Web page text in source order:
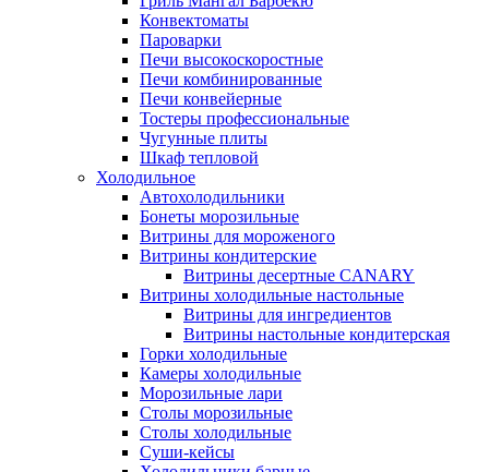
Конвектоматы
Пароварки
Печи высокоскоростные
Печи комбинированные
Печи конвейерные
Тостеры профессиональные
Чугунные плиты
Шкаф тепловой
Холодильное
Автохолодильники
Бонеты морозильные
Витрины для мороженого
Витрины кондитерские
Витрины десертные CANARY
Витрины холодильные настольные
Витрины для ингредиентов
Витрины настольные кондитерская
Горки холодильные
Камеры холодильные
Морозильные лари
Столы морозильные
Столы холодильные
Суши-кейсы